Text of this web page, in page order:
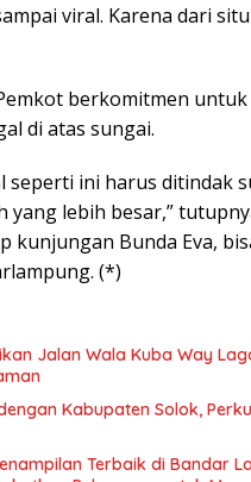
viral. Karena dari
berkomitmen
di atas sungai.
seperti ini harus ditindak
yang lebih besar,”
kunjungan Bunda Eva,
(*)
Jalan Wala Kuba Way
Kabupaten Solok,
Terbaik di Bandar